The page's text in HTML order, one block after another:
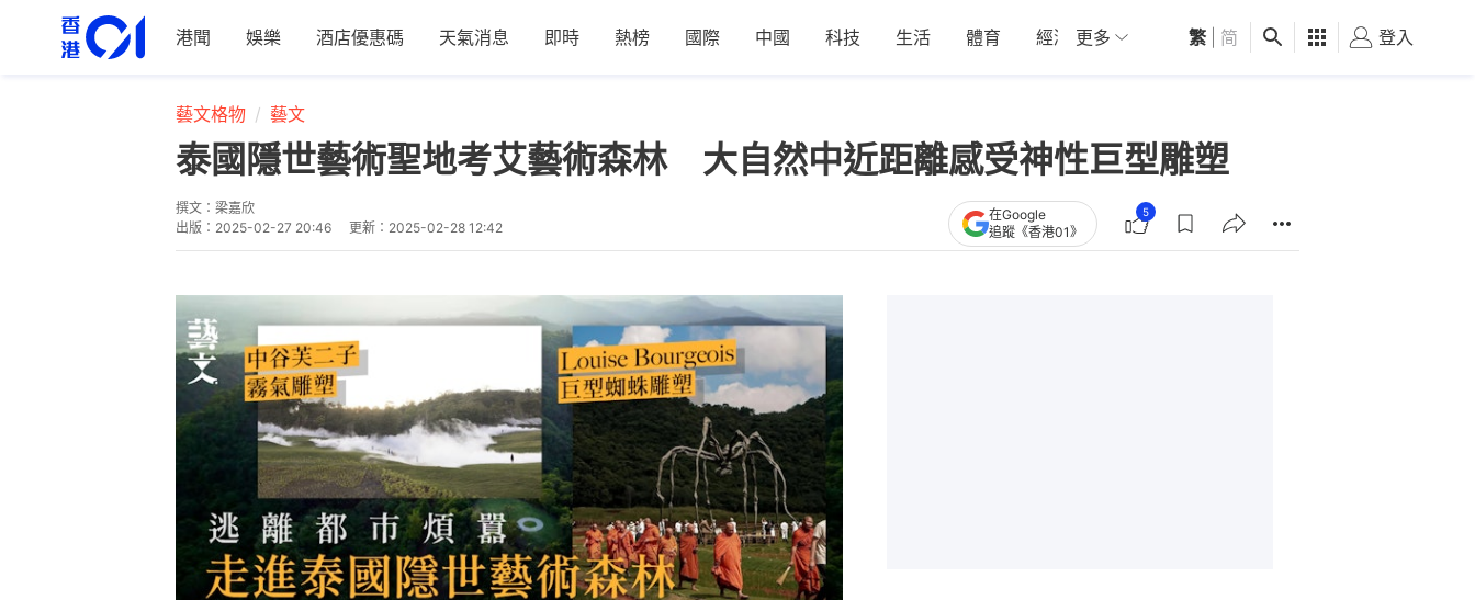
港聞 娛樂 酒店優惠碼 天氣消息 即時 熱榜 國際 中國 科技 生活 體育 經濟 01深圳 觀點 健康 好食玩飛
更多 繁 简 登入
藝文格物 藝文
泰國隱世藝術聖地考艾藝術森林 大自然中近距離感受神性巨型雕塑
撰文： 梁嘉欣
出版： 2025-02-27 20:46 更新： 2025-02-28 12:42
在Google
追蹤《香港01》
5